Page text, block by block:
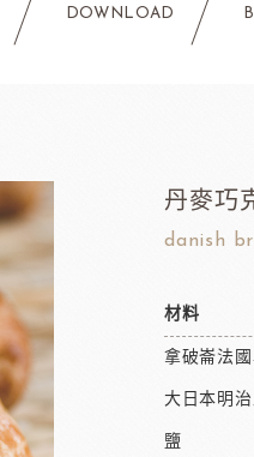
DOWNLOAD
丹麥巧
danish
材料
拿破崙法
大日本明
鹽